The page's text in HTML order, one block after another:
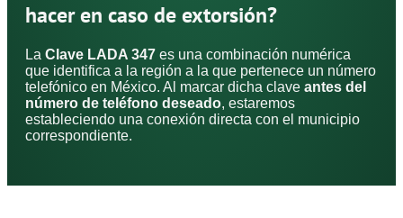
hacer en caso de extorsión?
La Clave LADA 347 es una combinación numérica
que identifica a la región a la que pertenece un número
telefónico en México. Al marcar dicha clave antes del
número de teléfono deseado, estaremos
estableciendo una conexión directa con el municipio
correspondiente.